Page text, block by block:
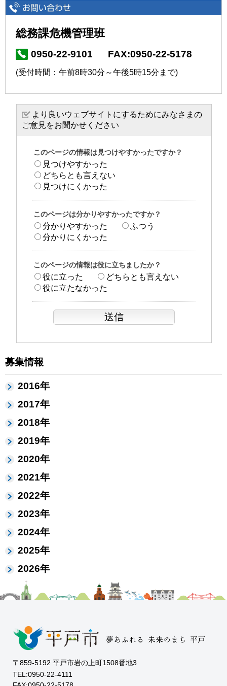
募集情報
2016年
2017年
2018年
2019年
2020年
2021年
2022年
2023年
2024年
2025年
2026年
総務課危機管理班
0950-22-9101 FAX:0950-22-5178
(受付時間：午前8時30分～午後5時15分まで)
より良いウェブサイトにするためにみなさまの
ご意見をお聞かせください
このページの情報は見つけやすかったですか？
見つけやすかった
どちらとも言えない
見つけにくかった
このページは分かりやすかったですか？
分かりやすかった
ふつう
分かりにくかった
このページの情報は役に立ちましたか？
役に立った
どちらとも言えない
役に立たなかった
〒859-5192 平戸市岩の上町1508番地3
TEL:0950-22-4111